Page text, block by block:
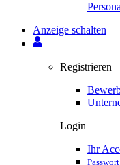
Anzeige schalten
Registrieren
Login
Ihr